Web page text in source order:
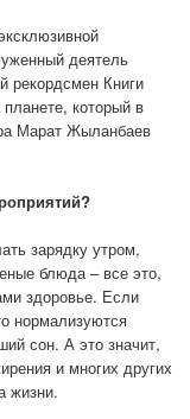
деятель
рекордсмен Книги
который в
Марат Жыланбаев
зарядку утром,
блюда – все это,
здоровье. Если
нормализуются
сон. А это значит,
и многих других
жизни.